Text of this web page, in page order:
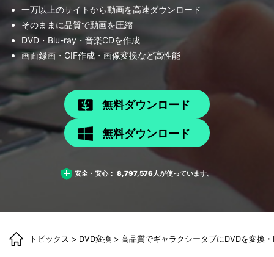
一万以上のサイトから動画を高速ダウンロード
そのままに品質で動画を圧縮
DVD・Blu-ray・音楽CDを作成
画面録画・GIF作成・画像変換など高性能
無料ダウンロード
無料ダウンロード
安全・安心： 8,797,576人が使っています。
トピックス > DVD変換 > 高品質でギャラクシータブにDVDを変換